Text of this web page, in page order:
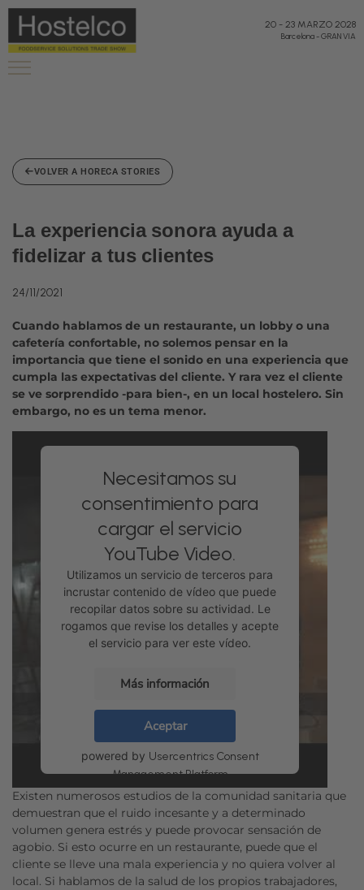
20 - 23 MARZO 2028
Barcelona-GRAN VIA
VOLVER A HORECA STORIES
La experiencia sonora ayuda a
fidelizar a tus clientes
24/11/2021
Cuando hablamos de un restaurante, un lobby o una
cafetería confortable, no solemos pensar en la
importancia que tiene el sonido en una experiencia que
cumpla las expectativas del cliente. Y rara vez el cliente
se ve sorprendido -para bien-, en un local hostelero. Sin
embargo, no es un tema menor.
Necesitamos su
consentimiento para
cargar el servicio
YouTube Video.
Utilizamos un servicio de terceros para
incrustar contenido de vídeo que puede
recopilar datos sobre su actividad. Le
rogamos que revise los detalles y acepte
el servicio para ver este vídeo.
Más información
Aceptar
powered by Usercentrics Consent
Management Platform
Existen numerosos estudios de la comunidad sanitaria que
demuestran que el ruido incesante y a determinado
volumen genera estrés y puede provocar sensación de
agobio. Si esto ocurre en un restaurante, puede que el
cliente se lleve una mala experiencia y no quiera volver al
local. Si hablamos de la salud de los propios trabajadores,